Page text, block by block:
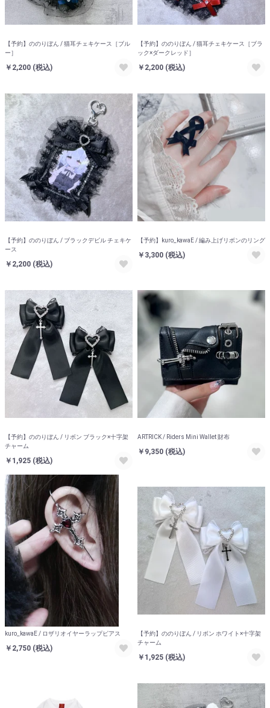
【予約】ののりぼん / 猫耳チェキケース［ブル
ー］
￥2,200 (税込)
【予約】ののりぼん / 猫耳チェキケース［ブラ
ック×ダークレッド］
￥2,200 (税込)
【予約】ののりぼん / ブラックデビル チェキケ
ース
￥2,200 (税込)
【予約】kuro_kawaE / 編み上げリボンのリング
￥3,300 (税込)
【予約】ののりぼん / リボン ブラック×十字架
チャーム
￥1,925 (税込)
ARTRICK / Riders Mini Wallet 財布
￥9,350 (税込)
kuro_kawaE / ロザリオイヤーラップピアス
￥2,750 (税込)
【予約】ののりぼん / リボン ホワイト×十字架
チャーム
￥1,925 (税込)